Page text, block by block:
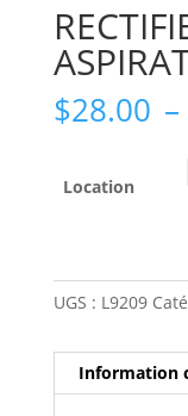
$28.00 –
Location
UGS : L9209
Information